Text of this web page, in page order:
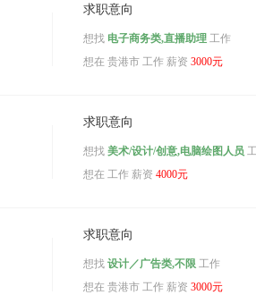
求职意向
想找 电子商务类,直播助理 工作
想在 贵港市 工作 薪资 3000元
求职意向
想找 美术/设计/创意,电脑绘图人员
想在 工作 薪资 4000元
求职意向
想找 设计／广告类,不限 工作
想在 贵港市 工作 薪资 3000元